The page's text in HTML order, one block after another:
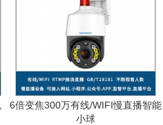
6倍变焦300万有线/WIFI慢直播智能
小球